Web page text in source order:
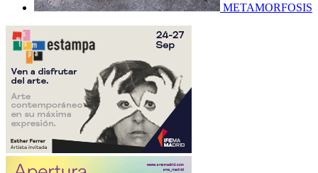
METAMORFOSIS